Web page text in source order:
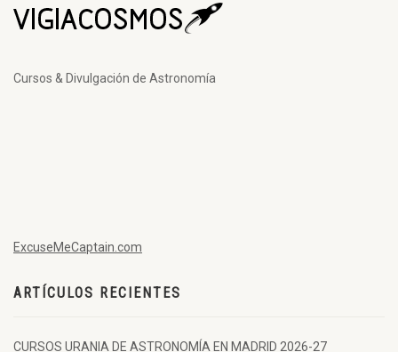
Cursos & Divulgación de Astronomía
ExcuseMeCaptain.com
ARTÍCULOS RECIENTES
CURSOS URANIA DE ASTRONOMÍA EN MADRID 2026-27